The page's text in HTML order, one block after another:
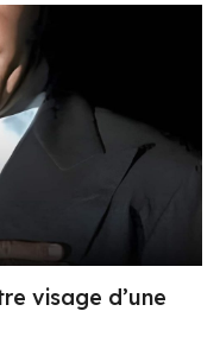
visage d’une